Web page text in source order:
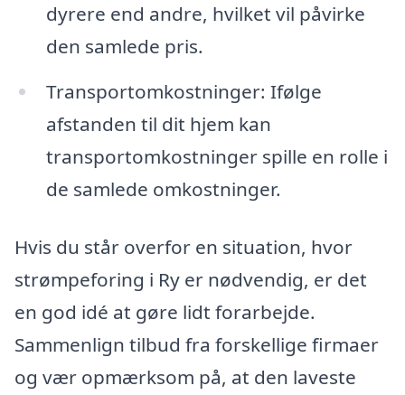
dyrere end andre, hvilket vil påvirke
den samlede pris.
Transportomkostninger: Ifølge
afstanden til dit hjem kan
transportomkostninger spille en rolle i
de samlede omkostninger.
Hvis du står overfor en situation, hvor
strømpeforing i Ry er nødvendig, er det
en god idé at gøre lidt forarbejde.
Sammenlign tilbud fra forskellige firmaer
og vær opmærksom på, at den laveste